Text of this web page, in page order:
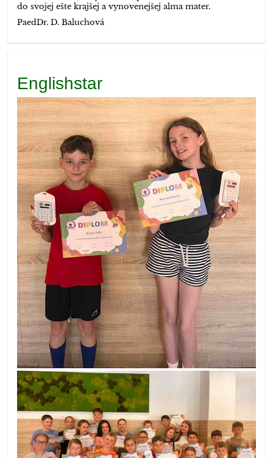
do svojej ešte krajšej a vynovenejšej alma mater.
PaedDr. D. Baluchová
Englishstar